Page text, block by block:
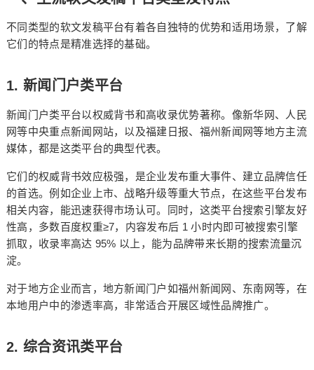
不同类型的软文发稿平台有着各自独特的优势和适用场景，了解
它们的特点是精准选择的基础。
1. 新闻门户类平台
新闻门户类平台以权威背书和高收录优势著称。像新华网、人民
网等中央重点新闻网站，以及福建日报、福州新闻网等地方主流
媒体，都是这类平台的典型代表。
它们的权威背书效应极强，是企业发布重大事件、建立品牌信任
的首选。例如企业上市、战略升级等重大节点，在这些平台发布
相关内容，能迅速获得市场认可。同时，这类平台搜索引擎友好
性高，多数百度权重≥7，内容发布后 1小时内即可被搜索引擎
抓取，收录率高达 95% 以上，能为品牌带来长期的搜索流量沉
淀。
对于地方企业而言，地方新闻门户如福州新闻网、东南网等，在
本地用户中的渗透率高，非常适合开展区域性品牌推广。
2. 综合资讯类平台